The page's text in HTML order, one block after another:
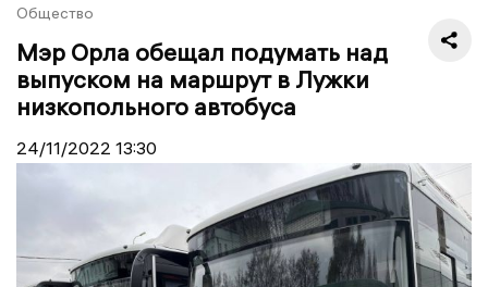
Общество
Мэр Орла обещал подумать над
выпуском на маршрут в Лужки
низкопольного автобуса
24/11/2022 13:30